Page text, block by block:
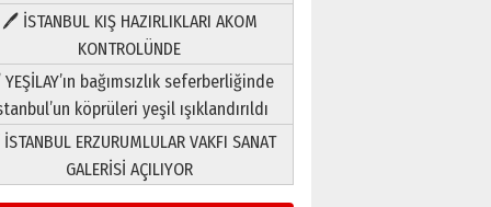
🖊 İSTANBUL KIŞ HAZIRLIKLARI AKOM
KONTROLÜNDE
bağımsızlık seferberliğinde
köprüleri yeşil ışıklandırıldı
ERZURUMLULAR VAKFI SANAT
GALERİSİ AÇILIYOR
Yıldırım Gündoğdu
HAVVA’NIN ÜÇ KIZI
09 Temmuz 2026 Perşembe
Yusuf POLAT
Şampiyonluk Sebahattin
Şirin’e yazar